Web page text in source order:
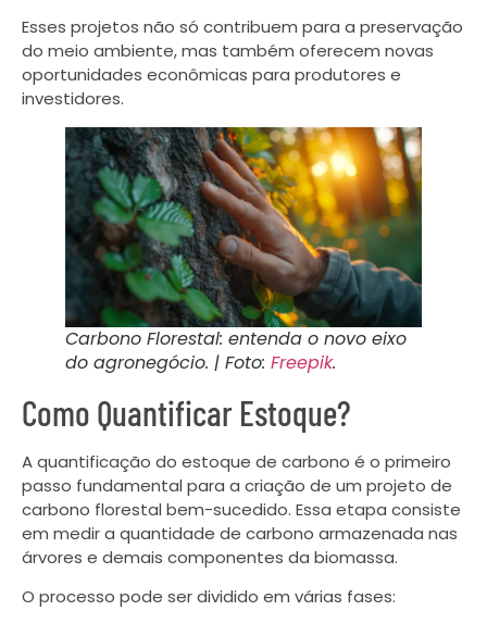
Esses projetos não só contribuem para a preservação
do meio ambiente, mas também oferecem novas
oportunidades econômicas para produtores e
investidores.
Carbono Florestal: entenda o novo eixo
do agronegócio. | Foto: Freepik.
Como Quantificar Estoque?
A quantificação do estoque de carbono é o primeiro
passo fundamental para a criação de um projeto de
carbono florestal bem-sucedido. Essa etapa consiste
em medir a quantidade de carbono armazenada nas
árvores e demais componentes da biomassa.
O processo pode ser dividido em várias fases: